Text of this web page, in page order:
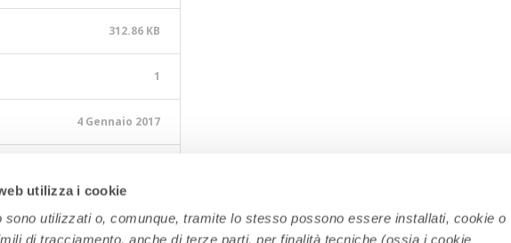
utilizza i cookie
sono utilizzati o, comunque, tramite lo stesso possono essere installati, cookie o
di tracciamento, anche di terze parti, per finalità tecniche (ossia i cookie
312.86 KB
1
4 Gennaio 2017